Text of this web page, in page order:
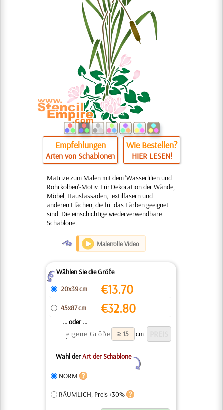
Empfehlungen
Arten von Schablonen
Wie Bestellen?
HIER LESEN!
Matrize zum Malen mit dem 'Wasserlilien und
Rohrkolben'-Motiv. Für Dekoration der Wände,
Möbel, Hausfassaden, Textilfasern und
anderen Flächen, die für das Färben geeignet
sind. Die einschichtige wiederverwendbare
Schablone.
O Malerrolle Video
ZWählen Sie die Größe
20x39 cm
€13.70
45x87 cm €32.80
... oder ...
eigene Größe
cm
Wahl derArt der Schablone
Y
NORM
RÄUMLICH, Preis +30%